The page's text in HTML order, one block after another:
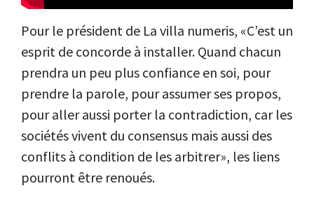
Pour le président de La villa numeris, «C’est un
esprit de concorde à installer. Quand chacun
prendra un peu plus confiance en soi, pour
prendre la parole, pour assumer ses propos,
pour aller aussi porter la contradiction, car les
sociétés vivent du consensus mais aussi des
conflits à condition de les arbitrer», les liens
pourront être renoués.